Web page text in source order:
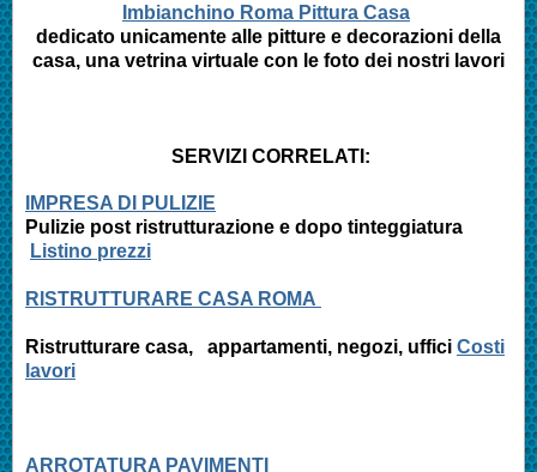
Imbianchino Roma Pittura Casa
dedicato unicamente alle pitture e decorazioni della
casa, una vetrina virtuale con le foto dei nostri lavori
SERVIZI CORRELATI:
IMPRESA DI PULIZIE
Pulizie post ristrutturazione e dopo tinteggiatura
Listino prezzi
RISTRUTTURARE CASA ROMA
Ristrutturare casa, appartamenti, negozi, uffici Costi
lavori
ARROTATURA PAVIMENTI